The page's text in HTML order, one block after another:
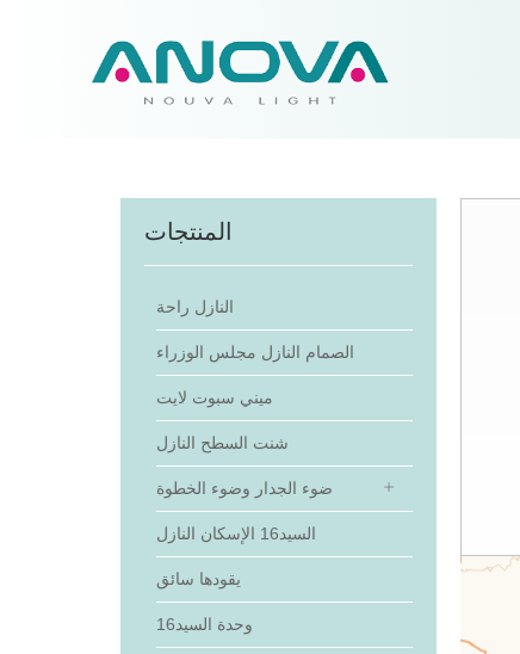
المنتجات
النازل راحة
الصمام النازل مجلس الوزراء
ميني سبوت لايت
شنت السطح النازل
ضوء الجدار وضوء الخطوة
السيد16 الإسكان النازل
يقودها سائق
وحدة السيد16